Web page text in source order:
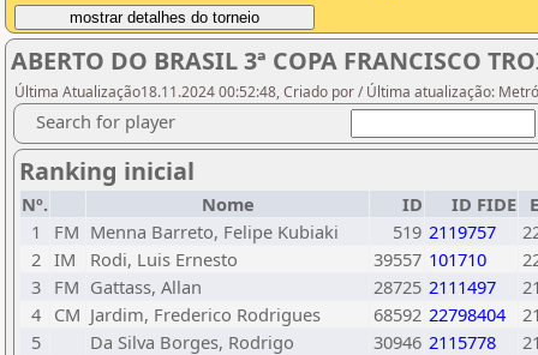
ABERTO DO BRASIL 3ª COPA FRANCISCO
Última Atualização18.11.2024 00:52:48, Criado por / Última atualização:
Search for player
Ranking inicial
Nº. Nome ID ID FIDE
1
FM Menna Barreto, Felipe Kubiaki 519 2119757
2 IM Rodi, Luis Ernesto 39557 101710
3
FM Gattass, Allan 28725 2111497
4
CM Jardim, Frederico Rodrigues 68592 22798404
5
Da Silva Borges, Rodrigo 30946 2115778